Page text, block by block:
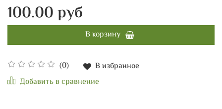
(0)
В избранное
Добавить в сравнение
100.00 руб
В корзину